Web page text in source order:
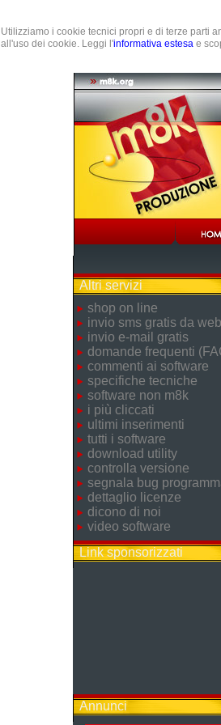
Utilizziamo i cookie tecnici propri e di terze parti
all'uso dei cookie. Leggi l'informativa estesa e
Altri servizi
shop on line
invio sms gratis da web
invio e-mail gratis
domande frequenti
commenti ai software
specifiche tecniche
software non m8k
i più cliccati
ultimi inserimenti
tutti i software
download utility
controlla versione
segnala bug
dettaglio licenze
dicono di noi
video software
Link sponsorizzati
Annunci